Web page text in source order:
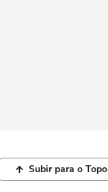
Subir para o Topo